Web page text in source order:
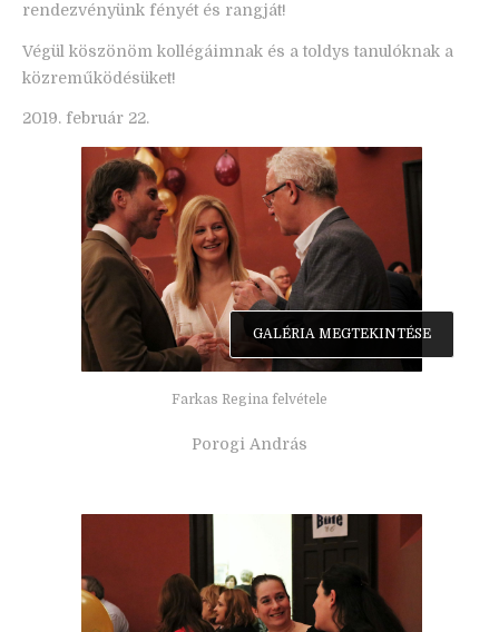
rendezvényünk fényét és rangját!
Végül köszönöm kollégáimnak és a toldys tanulóknak a
közreműködésüket!
2019. február 22.
Farkas Regina felvétele
GALÉRIA MEGTEKINTÉSE
Porogi András